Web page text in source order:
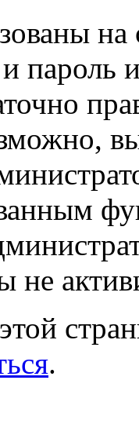
на
и пароль
не
.